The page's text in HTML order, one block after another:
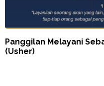
Panggilan Melayani
(Usher)